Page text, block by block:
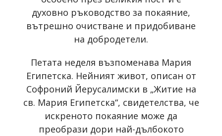
духовно ръководство за покаяние,
вътрешно очистване и придобиване
на добродетели.
Петата неделя възпоменава Мария
Египетска. Нейният живот, описан от
Софроний Йерусалимски в „Житие на
св. Мария Египетска“, свидетелства, че
искреното покаяние може да
преобрази дори най-дълбокото